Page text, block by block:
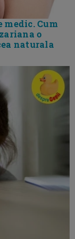
Cum
o
naturala